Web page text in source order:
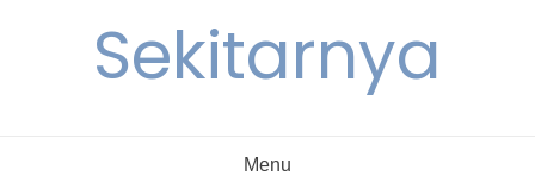
Sekitarnya
Menu